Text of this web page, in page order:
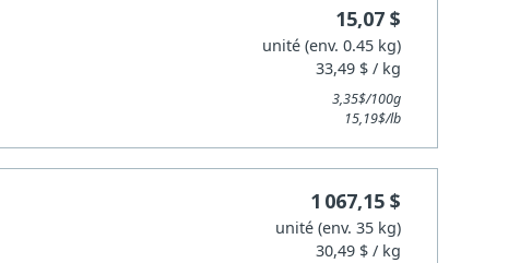
15,07 $
unité (env. 0.45 kg)
33,49 $ / kg
3,35$/100g
15,19$/lb
1 067,15 $
unité (env. 35 kg)
30,49 $ / kg